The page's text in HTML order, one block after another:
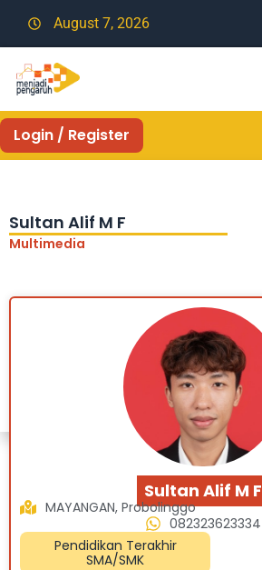
August 7, 2026
Login / Register
Sultan Alif M F
Multimedia
Sultan Alif M F
Pendidikan Terakhir
SMA/SMK
082323623334
MAYANGAN, Probolinggo